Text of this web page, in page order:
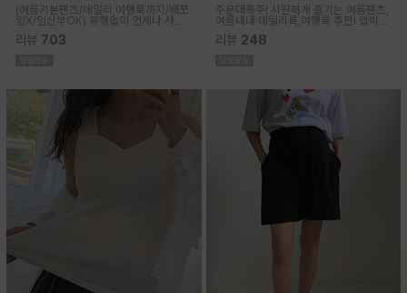
(여름기본팬츠/데일리,여행룩까지/배쪼
임X/임산부OK) 유행없이 언제나 사랑
받는 BASIC! 심플하고 베이직한 디자
인이라유행 걱정 없이 매 시즌마다꺼내
리뷰 703
주문대폭주! 시원하게 즐기는 여름팬츠,
여름내내 데일리룩,여행룩 추천! 압박없
이 편안한 임부복대, 캐쥬얼한 무드의 편
안한 팬츠에요!바스락거리는 매끈한 원
리뷰 248